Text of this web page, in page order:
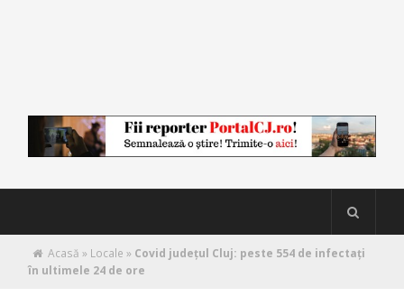
Acasă » Locale » Covid județul Cluj: peste 554 de infectați
în ultimele 24 de ore